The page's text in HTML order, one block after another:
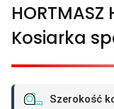
HORTMASZ
Kosiarka
Szerokość